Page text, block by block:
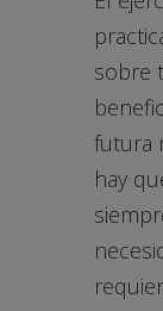
sobre
futura
hay